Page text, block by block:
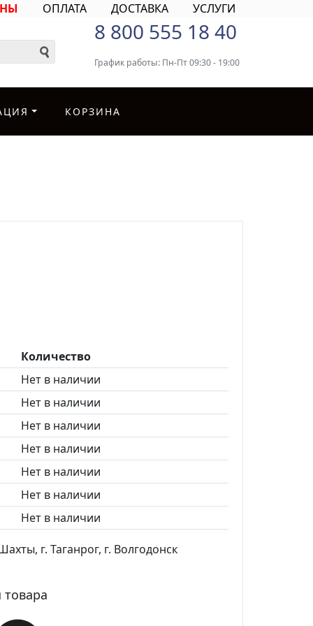
ОПЛАТА ДОСТАВКА УСЛУГИ
8 800 555 18 40
График работы: Пн-Пт 09:30 - 19:00
КОРЗИНА
Количество
Нет в наличии
Нет в наличии
Нет в наличии
Нет в наличии
Нет в наличии
Нет в наличии
Нет в наличии
г. Таганрог, г. Волгодонск